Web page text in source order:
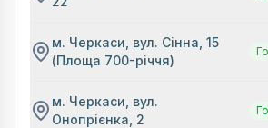
м. Черкаси, вул. Сінна, 15
(Площа 700-річчя)
м. Черкаси, вул.
Онопрієнка, 2